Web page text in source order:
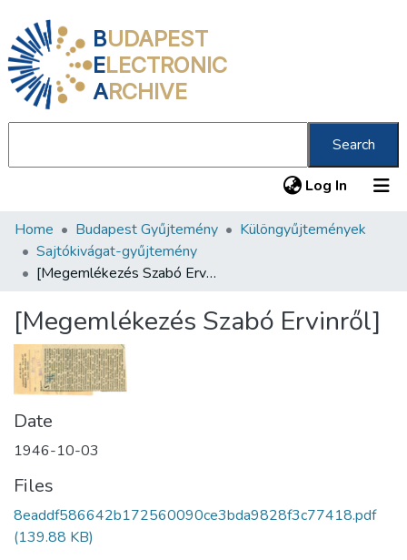
BUDAPEST
ELECTRONIC
ARCHIVE
Search
Log In (current)
Communities & Collections
All of DSpace
About us
Home Budapest Gyűjtemény
Különgyűjtemények
Sajtókivágat-gyűjtemény
[Megemlékezés Szabó Ervinről]
[Megemlékezés Szabó Ervinről]
Date
1946-10-03
Files
8eaddf586642b172560090ce3bda9828f3c77418.pdf
(139.88 KB)